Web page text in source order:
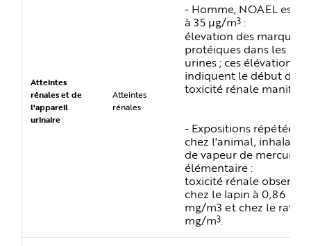
Atteintes
rénales et de
l'appareil
urinaire
Atteintes
rénales
- Homme, NOAEL
à 35 µg/m3 :
élevation des
protéiques dans les
urines ; ces élévations
indiquent le début
toxicité rénale
- Expositions répétées
chez l'animal, inhalation
de vapeur de mercure
élémentaire :
toxicité rénale observée
chez le lapin à 0,86
mg/m3 et chez le rat à 3
mg/m3.